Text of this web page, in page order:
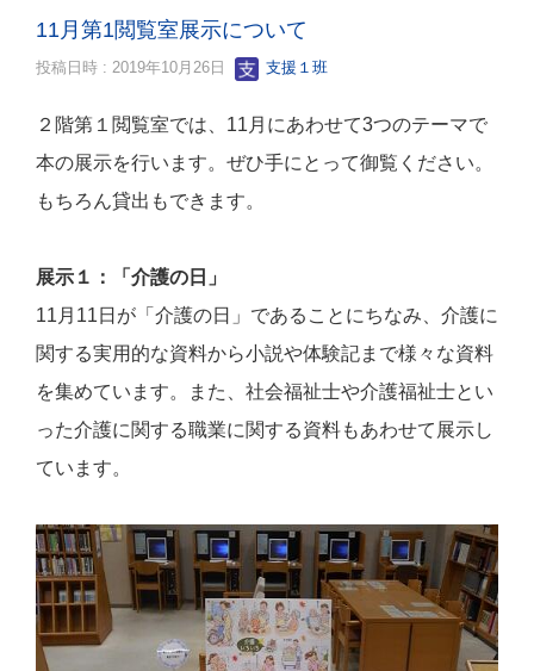
11月第1閲覧室展示について
投稿日時 : 2019年10月26日 支援１班
２階第１閲覧室では、11月にあわせて3つのテーマで
本の展示を行います。ぜひ手にとって御覧ください。
もちろん貸出もできます。
展示１：「介護の日」
11 月 11 日が「介護の日」であることにちなみ、介護に
関する実用的な資料から小説や体験記まで様々な資料
を集めています。また、社会福祉士や介護福祉士とい
った介護に関する職業に関する資料もあわせて展示し
ています。